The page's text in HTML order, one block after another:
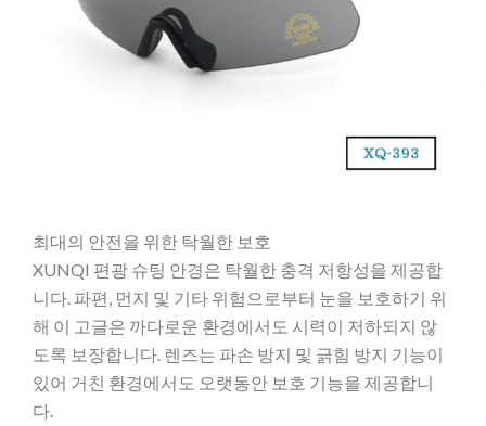
최대의 안전을 위한 탁월한 보호
XUNQI 편광 슈팅 안경은 탁월한 충격 저항성을 제공합
니다. 파편, 먼지 및 기타 위험으로부터 눈을 보호하기 위
해 이 고글은 까다로운 환경에서도 시력이 저하되지 않
도록 보장합니다. 렌즈는 파손 방지 및 긁힘 방지 기능이
있어 거친 환경에서도 오랫동안 보호 기능을 제공합니
다.